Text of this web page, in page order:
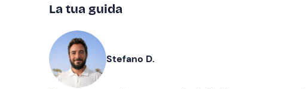
La tua guida
Stefano D.